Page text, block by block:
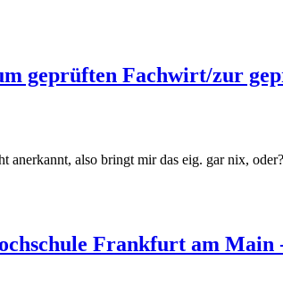
geprüften Fachwirt/zur
also bringt mir das eig. gar nix,
Frankfurt am